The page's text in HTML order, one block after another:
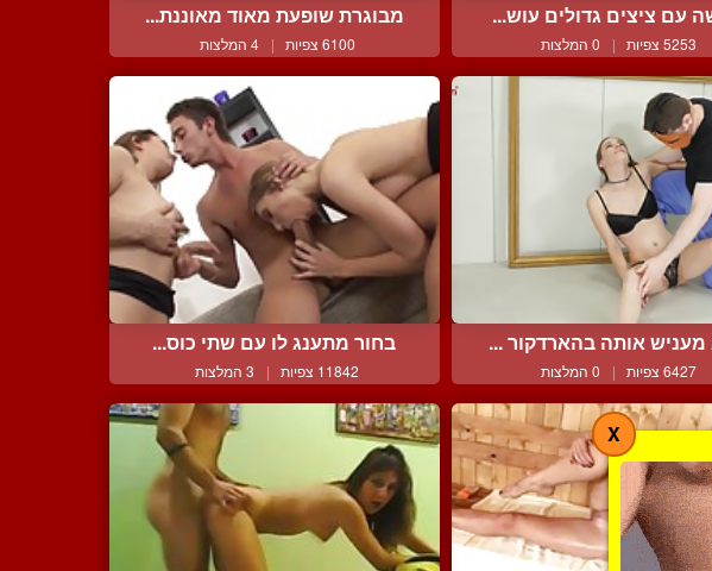
עם ציצים גדולים עוש...
5253 צפיות | 0 המלצות
מבוגרת שופעת מאוד מאוננת...
6100 צפיות | 4 המלצות
מעניש אותה בהארדקור ...
6427 צפיות | 0 המלצות
בחור מתענג לו עם שתי כוס...
11842 צפיות | 3 המלצות
X